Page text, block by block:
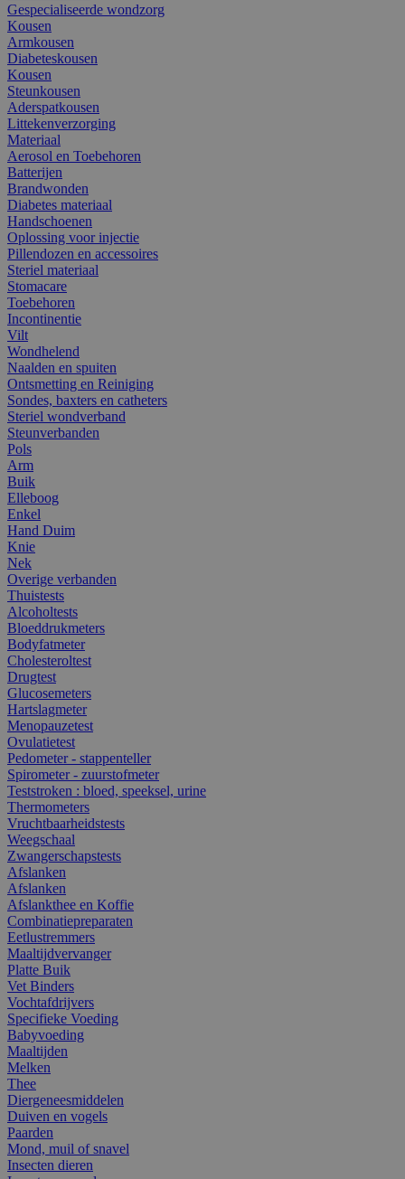
Gespecialiseerde wondzorg
Kousen
Armkousen
Diabeteskousen
Kousen
Steunkousen
Aderspatkousen
Littekenverzorging
Materiaal
Aerosol en Toebehoren
Batterijen
Brandwonden
Diabetes materiaal
Handschoenen
Oplossing voor injectie
Pillendozen en accessoires
Steriel materiaal
Stomacare
Toebehoren
Incontinentie
Vilt
Wondhelend
Naalden en spuiten
Ontsmetting en Reiniging
Sondes, baxters en catheters
Steriel wondverband
Steunverbanden
Pols
Arm
Buik
Elleboog
Enkel
Hand Duim
Knie
Nek
Overige verbanden
Thuistests
Alcoholtests
Bloeddrukmeters
Bodyfatmeter
Cholesteroltest
Drugtest
Glucosemeters
Hartslagmeter
Menopauzetest
Ovulatietest
Pedometer - stappenteller
Spirometer - zuurstofmeter
Teststroken : bloed, speeksel, urine
Thermometers
Vruchtbaarheidstests
Weegschaal
Zwangerschapstests
Afslanken
Afslanken
Afslankthee en Koffie
Combinatiepreparaten
Eetlustremmers
Maaltijdvervanger
Platte Buik
Vet Binders
Vochtafdrijvers
Specifieke Voeding
Babyvoeding
Maaltijden
Melken
Thee
Diergeneesmiddelen
Duiven en vogels
Paarden
Mond, muil of snavel
Insecten dieren